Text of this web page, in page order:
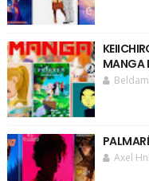
MANGA
Axel